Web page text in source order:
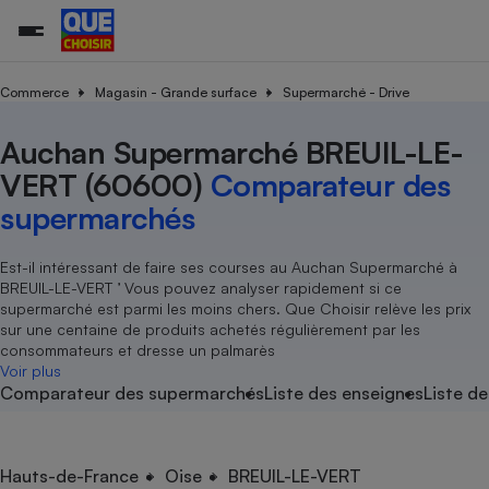
Commerce Magasin - Grande surface Supermarché - Drive
Auchan Supermarché BREUIL-LE-
VERT (60600) Comparateur des
supermarchés
Est-il intéressant de faire ses courses au Auchan Supermarché à
BREUIL-LE-VERT ’ Vous pouvez analyser rapidement si ce
supermarché est parmi les moins chers. Que Choisir relève les prix
sur une centaine de produits achetés régulièrement par les
consommateurs et dresse un palmarès
Voir plus
Comparateur des supermarchésListe des enseignesListe
Hauts-de-France Oise BREUIL-LE-VERT
Additifs
Agriculture
Produit alimentaire
Achat - Vente - Location
Carburant
Magasin - Grande surface
Marketing - Fidélisation
Organismes de défense
Système judiciairegratuit
Air
Déchet
Eau
Achat - Vente - Travaux
Location
Sport
Vacances - Tourisme
électrique
Démarche administrative
Senior
Service marchand
Train
Transport aérien
Toutes les actualités
Enquêtes
Guides d'achat
Conseils
Brèves
Tous les services
Soumettre un litige
Lettres types
Rencontrer une association locale
Tous nos combats
Nos actions
Nos grandes victoires
Les billets de la présidente
Nos associations locales
Nous rejoindre
En savoir plus sur Que Choisir Ensemble
?
L’association
Nos missions
Notre méthodologie
Notre financement
Nos partenaires
Nous rejoindre